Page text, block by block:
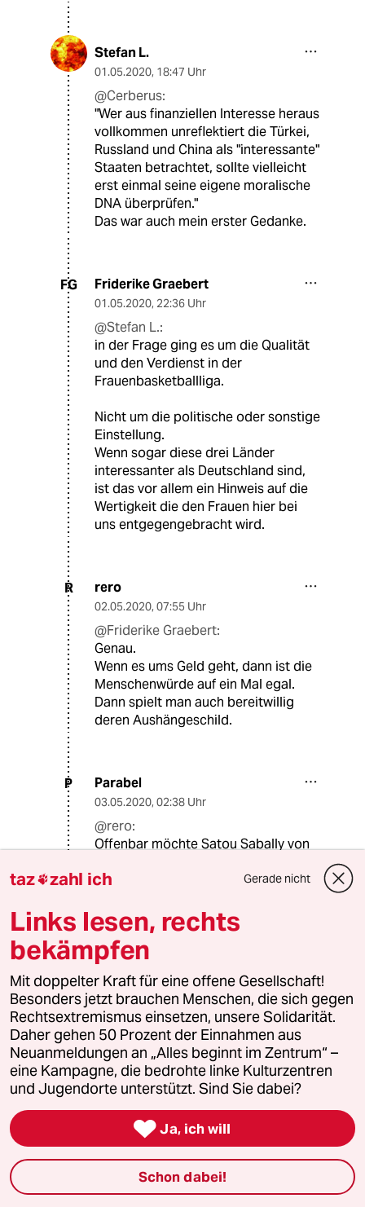
Stefan L.
01.05.2020, 18:47 Uhr
@Cerberus:
"Wer aus finanziellen Interesse heraus
vollkommen unreflektiert die Türkei,
Russland und China als "interessante"
Staaten betrachtet, sollte vielleicht
erst einmal seine eigene moralische
DNA überprüfen."
Das war auch mein erster Gedanke.
FG Friderike Graebert
01.05.2020, 22:36 Uhr
@Stefan L.:
in der Frage ging es um die Qualität
und den Verdienst in der
Frauenbasketballliga.
Nicht um die politische oder sonstige
Einstellung.
Wenn sogar diese drei Länder
interessanter als Deutschland sind,
ist das vor allem ein Hinweis auf die
Wertigkeit die den Frauen hier bei
uns entgegengebracht wird.
R rero
02.05.2020, 07:55 Uhr
@Friderike Graebert:
Genau.
Wenn es ums Geld geht, dann ist die
Menschenwürde auf ein Mal egal.
Dann spielt man auch bereitwillig
deren Aushängeschild.
P Parabel
03.05.2020, 02:38 Uhr
@rero:
Offenbar möchte Satou Sabally von
in Deutschland nicht in
wir uns vielleicht eher darüber
Gedanken machen. Ich hatte nicht
den Eindruck, dass sie grundsätzlich
lieber in Russland wäre als in
Deutschland.
meistkommentiert
1 Wehrplicht in Deutschland
Zwangsdienst ist nie gut, auch nicht für
eine gute Sache
Linken-Politikerin von Angern zur Rente
taz zahl ich Gerade nicht
Links lesen, rechts
bekämpfen
Mit doppelter Kraft für eine offene Gesellschaft!
Besonders jetzt brauchen Menschen, die sich gegen
Rechtsextremismus einsetzen, unsere Solidarität.
Daher gehen 50 Prozent der Einnahmen aus
Neuanmeldungen an „Alles beginnt im Zentrum“ –
eine Kampagne, die bedrohte linke Kulturzentren
und Jugendorte unterstützt. Sind Sie dabei?
 Ja, ich will
Schon dabei!